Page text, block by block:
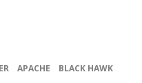
APACHE
BLACK HAWK